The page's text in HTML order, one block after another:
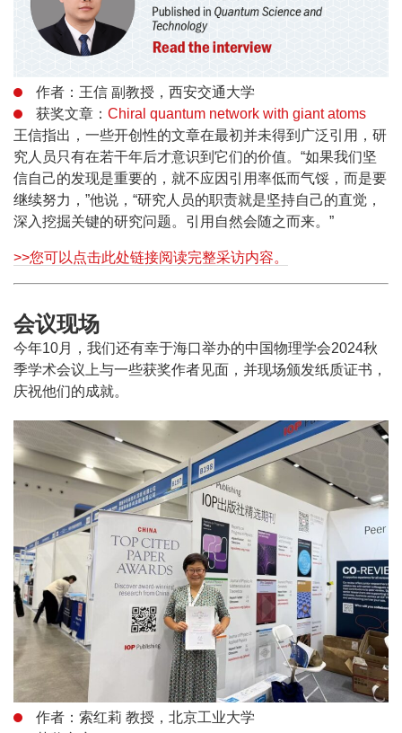
作者：王信 副教授，西安交通大学
获奖文章： Chiral quantum network with giant atoms
王信指出，一些开创性的文章在最初并未得到广泛引用，研
究人员只有在若干年后才意识到它们的价值。“如果我们坚
信自己的发现是重要的，就不应因引用率低而气馁，而是要
继续努力，”他说，“研究人员的职责就是坚持自己的直觉，
深入挖掘关键的研究问题。引用自然会随之而来。”
>>您可以点击此处链接阅读完整采访内容。
会议现场
今年10月，我们还有幸于海口举办的中国物理学会2024秋
季学术会议上与一些获奖作者见面，并现场颁发纸质证书，
庆祝他们的成就。
作者：索红莉 教授，北京工业大学